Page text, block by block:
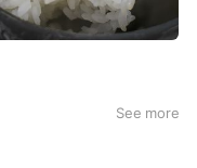
See more